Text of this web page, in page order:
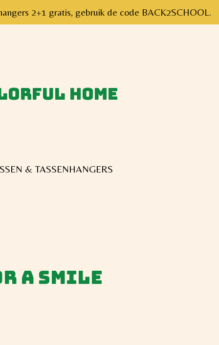
2+1 gratis, gebruik de code BACK2SCHOOL.
home
& TASSENHANGERS
a smile